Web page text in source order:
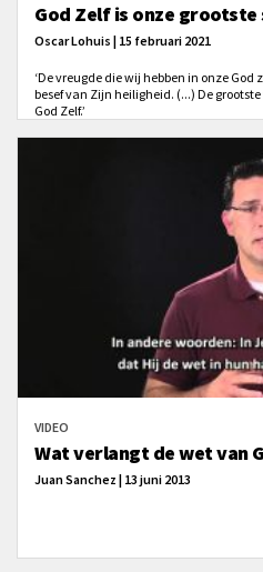
God Zelf is onze grootste
Oscar Lohuis | 15 februari 2021
‘De vreugde die wij hebben in onze
besef van Zijn heiligheid. (...) De
God Zelf.’
VIDEO
Wat verlangt de wet van
Juan Sanchez | 13 juni 2013